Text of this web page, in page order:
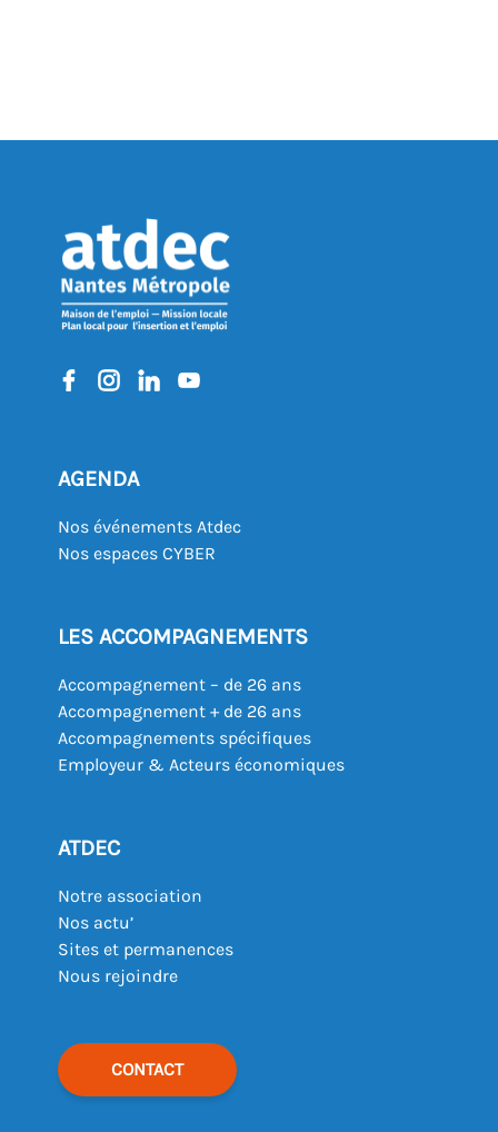
AGENDA
Nos événements Atdec
Nos espaces CYBER
LES ACCOMPAGNEMENTS
Accompagnement – de 26 ans
Accompagnement + de 26 ans
Accompagnements spécifiques
Employeur & Acteurs économiques
ATDEC
Notre association
Nos actu’
Sites et permanences
Nous rejoindre
CONTACT